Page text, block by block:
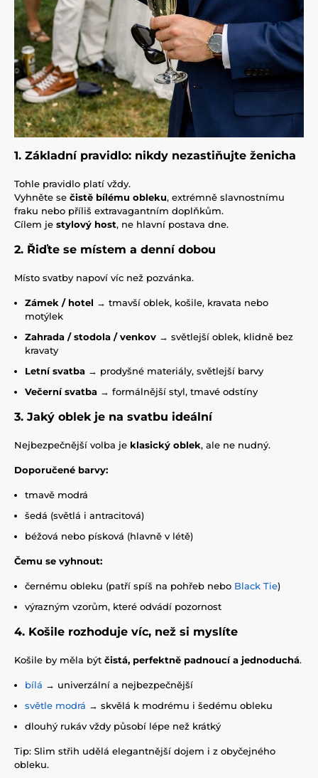
1. Základní pravidlo: nikdy nezastiňujte ženicha
Tohle pravidlo platí vždy.
Vyhněte se čistě bílému obleku, extrémně slavnostnímu
fraku nebo příliš extravagantním doplňkům.
Cílem je stylový host, ne hlavní postava dne.
2. Řiďte se místem a denní dobou
Místo svatby napoví víc než pozvánka.
Zámek / hotel → tmavší oblek, košile, kravata nebo
motýlek
Zahrada / stodola / venkov → světlejší oblek, klidně bez
kravaty
Letní svatba → prodyšné materiály, světlejší barvy
Večerní svatba → formálnější styl, tmavé odstíny
3. Jaký oblek je na svatbu ideální
Nejbezpečnější volba je klasický oblek, ale ne nudný.
Doporučené barvy:
tmavě modrá
šedá (světlá i antracitová)
béžová nebo písková (hlavně v létě)
Čemu se vyhnout:
černému obleku (patří spíš na pohřeb nebo Black Tie)
výrazným vzorům, které odvádí pozornost
4. Košile rozhoduje víc, než si myslíte
Košile by měla být čistá, perfektně padnoucí a jednoduchá.
bílá → univerzální a nejbezpečnější
světle modrá → skvělá k modrému i šedému obleku
dlouhý rukáv vždy působí lépe než krátký
Tip: Slim střih udělá elegantnější dojem i z obyčejného
obleku.